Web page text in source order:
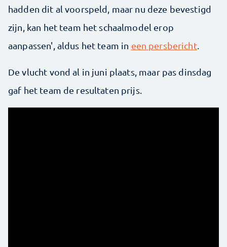
hadden dit al voorspeld, maar nu deze bevestigd
zijn, kan het team het schaalmodel erop
aanpassen', aldus het team in een persbericht.
De vlucht vond al in juni plaats, maar pas dinsdag
gaf het team de resultaten prijs.